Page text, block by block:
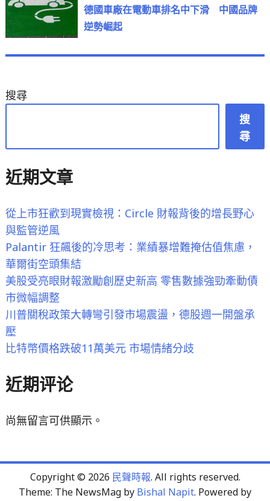
post:
德國車廠在電動車排名中下滑 中國品牌
逆勢崛起
搜尋
搜
尋
近期文章
從上市狂歡到現實檢視：Circle 財報背後的增長野心
與監管逆風
Palantir 狂飆後的冷思考：業績暴增難掩估值焦慮，
華爾街空頭集結
美股受亮眼財報激勵創歷史新高 零售數據強勁牽動債
市微幅調整
川普關稅政策大轉彎引發市場震盪，德股週一開盤承
壓
比特幣價格跌破11萬美元 市場情緒分歧
近期评论
尚無留言可供顯示。
Copyright © 2026 民聲時報. All rights reserved.
Theme: The NewsMag by Bishal Napit. Powered by